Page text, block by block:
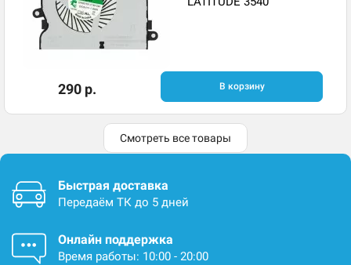
290 р. В корзину
Смотреть все товары
Быстрая доставка
Передаём ТК до 5 дней
Онлайн поддержка
Время работы: 10:00 - 20:00